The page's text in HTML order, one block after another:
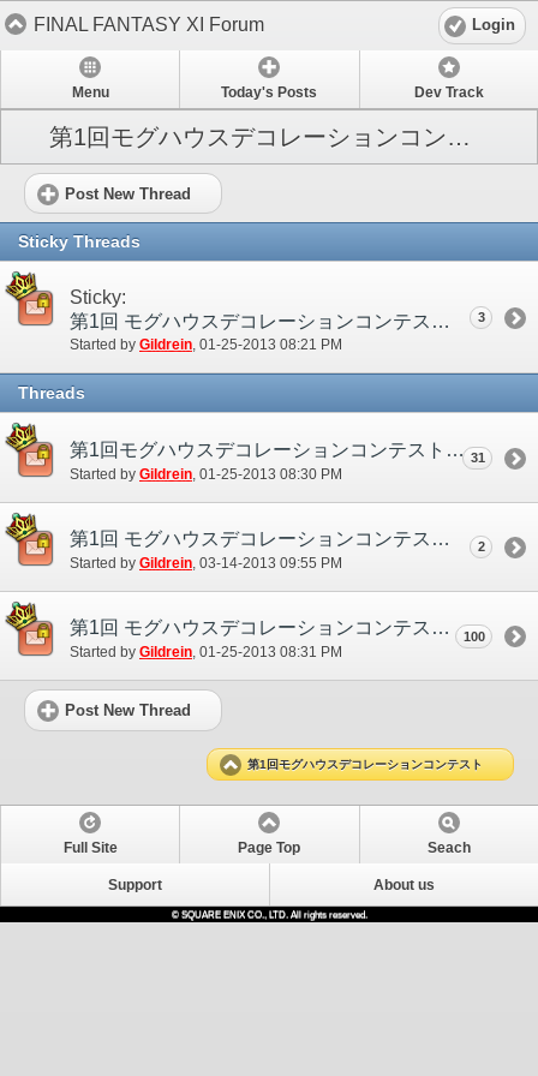
FINAL FANTASY XI Forum Login
Menu Today's Posts Dev Track
第1回モグハウスデコレーションコンテスト
Post New Thread
Sticky Threads
Sticky:
第1回 モグハウスデコレーションコンテスト
Started by Gildrein‎, 01-25-2013 08:21 PM
3
Threads
第1回モグハウスデコレーションコンテスト ディスカッションスレッド
Started by Gildrein ‎, 01-25-2013 08:30 PM
31
第1回 モグハウスデコレーションコンテスト 入賞作品発表！
Started by Gildrein‎, 03-14-2013 09:55 PM
2
第1回 モグハウスデコレーションコンテスト 応募用スレッド
Started by Gildrein‎, 01-25-2013 08:31 PM
100
Post New Thread
第1回モグハウスデコレーションコンテスト
Full Site Page Top Seach
Support About us
© SQUARE ENIX CO., LTD. All rights reserved.